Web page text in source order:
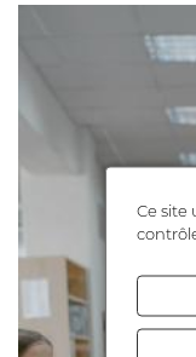
Ce site